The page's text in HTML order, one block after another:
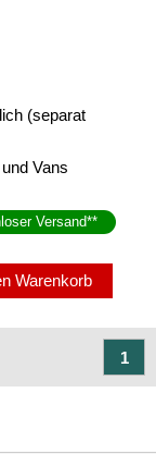
(separat
Vans
Versand**
Warenkorb
1